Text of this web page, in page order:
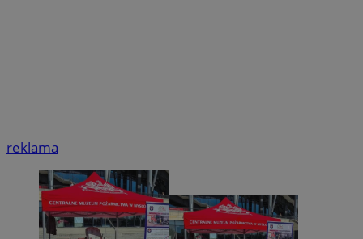
reklama